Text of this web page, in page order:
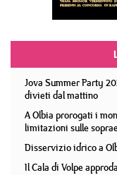
Jova Summer Party
divieti dal mattino
A Olbia prorogati i
limitazioni sulle
Disservizio idrico a
Il Cala di Volpe